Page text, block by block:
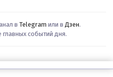
в Telegram или в Дзен.
главных событий дня.